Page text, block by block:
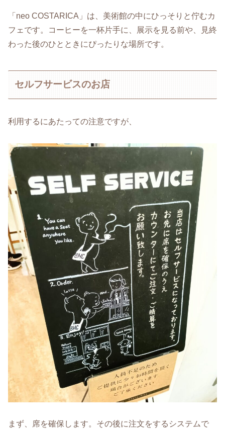
「neo COSTARICA」は、美術館の中にひっそりと佇むカ
フェです。コーヒーを一杯片手に、展示を見る前や、見終
わった後のひとときにぴったりな場所です。
セルフサービスのお店
利用するにあたっての注意ですが、
まず、席を確保します。その後に注文をするシステムで